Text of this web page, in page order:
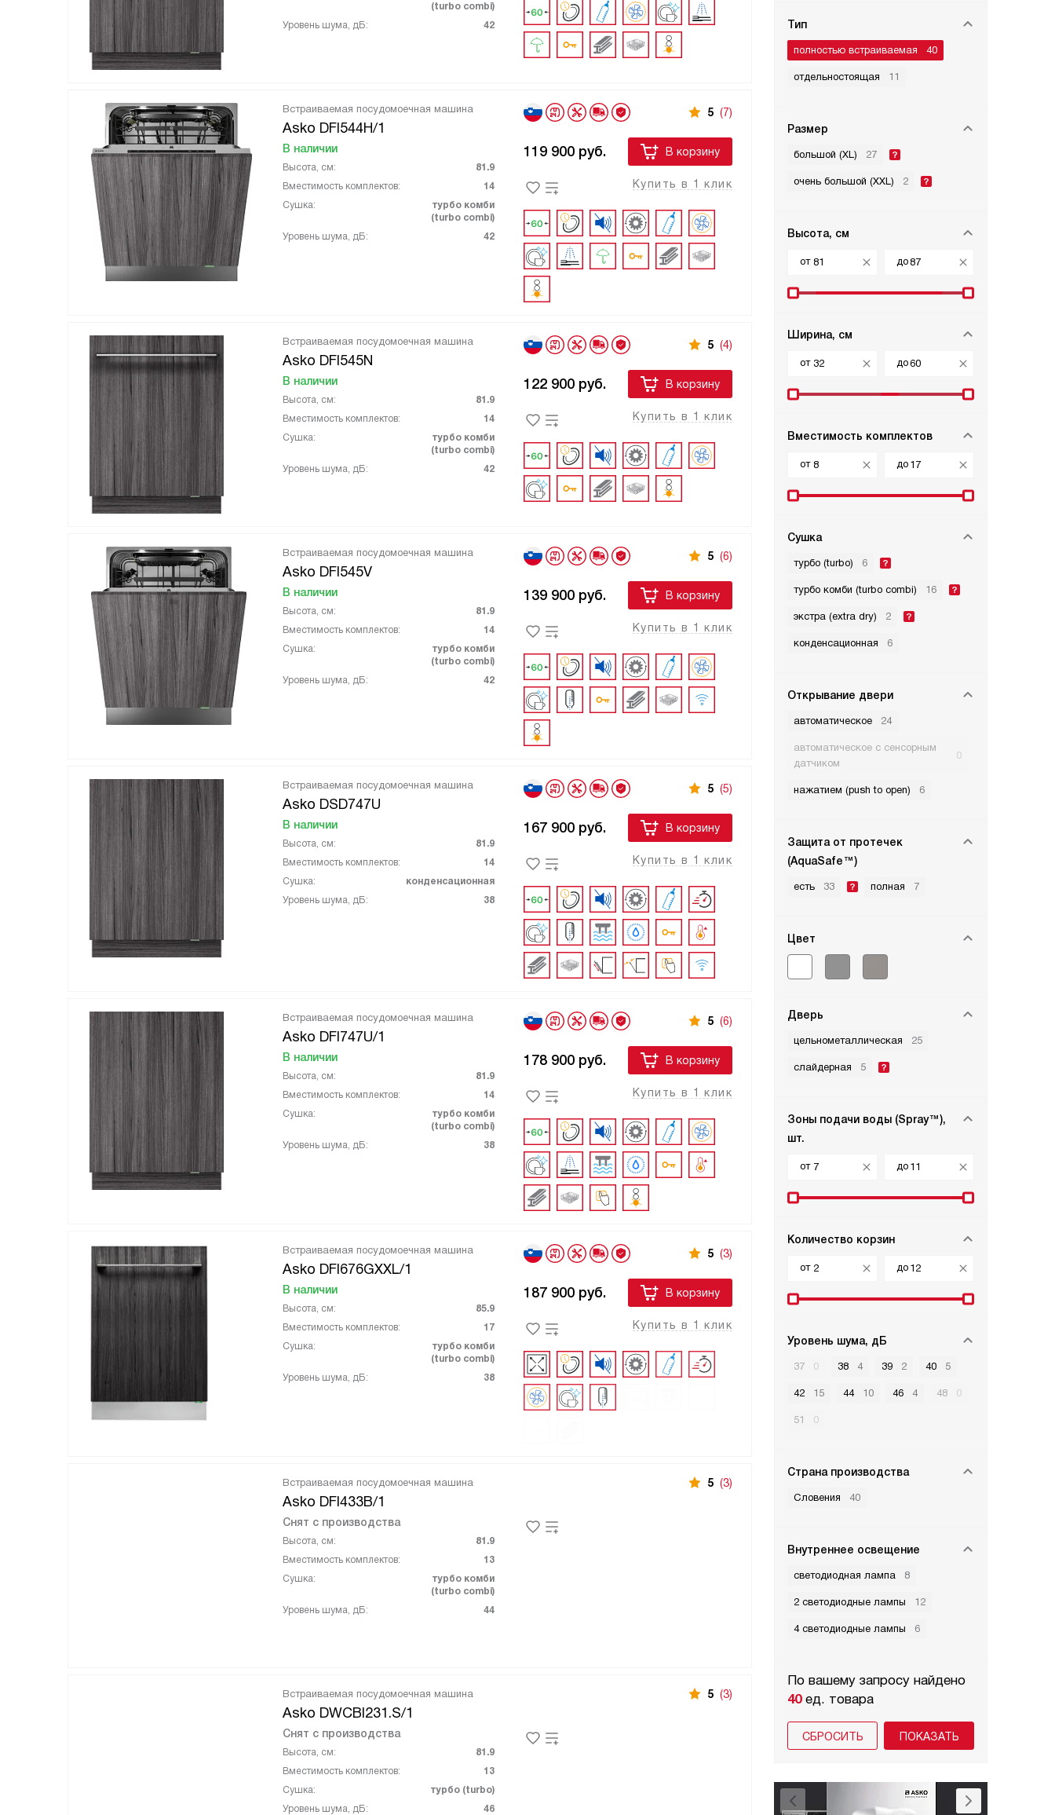
Тип
полностью встраиваемая 40
отдельностоящая 11
Размер
большой (XL) 27
очень большой (XXL) 2
Высота, см
от до
Ширина, см
от до
Вместимость комплектов
от до
Сушка
турбо (turbo) 6
турбо комби (turbo combi) 16
экстра (extra dry) 2
конденсационная 6
Открывание двери
автоматическое 24
автоматическое с сенсорным
датчиком
0
нажатием (push to open) 6
Защита от протечек
(AquaSafe™)
есть 33 полная 7
Цвет
Дверь
цельнометаллическая 25
слайдерная 5
Зоны подачи воды (Spray™),
шт.
от до
Количество корзин
от до
Уровень шума, дБ
37 0 38 4 39 2 40 5
42 15 44 10 46 4 48 0
51 0
Страна производства
Словения 40
Внутреннее освещение
светодиодная лампа 8
2 светодиодные лампы 12
4 светодиодные лампы 6
По вашему запросу найдено
40ед. товара
СБРОСИТЬ
(turbo combi)
Уровень шума, дБ:
42
Встраиваемая посудомоечная машина
Asko DFI544H/1
В наличии
Высота, см:
81.9
Вместимость комплектов:
14
Сушка:
турбо комби
(turbo combi)
Уровень шума, дБ:
42
5 (7)
119 900 руб. В корзину
Купить в 1 клик
Встраиваемая посудомоечная машина
Asko DFI545N
В наличии
Высота, см:
81.9
Вместимость комплектов:
14
Сушка:
турбо комби
(turbo combi)
Уровень шума, дБ:
42
5 (4)
122 900 руб. В корзину
Купить в 1 клик
Встраиваемая посудомоечная машина
Asko DFI545V
В наличии
Высота, см:
81.9
Вместимость комплектов:
14
Сушка:
турбо комби
(turbo combi)
Уровень шума, дБ:
42
5 (6)
139 900 руб. В корзину
Купить в 1 клик
Встраиваемая посудомоечная машина
Asko DSD747U
В наличии
Высота, см:
81.9
Вместимость комплектов:
14
Сушка:
конденсационная
Уровень шума, дБ:
38
5 (5)
167 900 руб. В корзину
Купить в 1 клик
Встраиваемая посудомоечная машина
Asko DFI747U/1
В наличии
Высота, см:
81.9
Вместимость комплектов:
14
Сушка:
турбо комби
(turbo combi)
Уровень шума, дБ:
38
5 (6)
178 900 руб. В корзину
Купить в 1 клик
Встраиваемая посудомоечная машина
Asko DFI676GXXL/1
В наличии
Высота, см:
85.9
Вместимость комплектов:
17
Сушка:
турбо комби
(turbo combi)
Уровень шума, дБ:
38
5 (3)
187 900 руб. В корзину
Купить в 1 клик
Встраиваемая посудомоечная машина
Asko DFI433B/1
Снят с производства
Высота, см:
81.9
Вместимость комплектов:
13
Сушка:
турбо комби
(turbo combi)
Уровень шума, дБ:
44
5 (3)
Встраиваемая посудомоечная машина
Asko DWCBI231.S/1
Снят с производства
Высота, см:
81.9
Вместимость комплектов:
13
Сушка:
турбо (turbo)
Уровень шума, дБ:
46
5 (3)